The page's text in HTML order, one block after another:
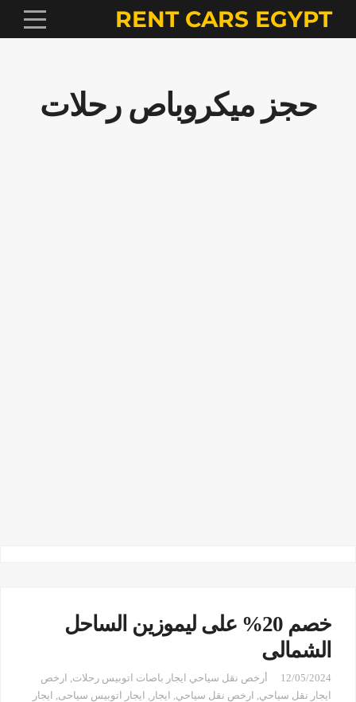
RENT CARS EGYPT
حجز ميكروباص رحلات
خصم 20% على ليموزين الساحل
الشمالى
12/05/2024 أرخص نقل سياحي ايجار باصات اتوبيس رحلات, ارخص
ايجار نقل سياحي, ارخص نقل سياحي, ايجار , ايجار اتوبيس سياحى, ايجار